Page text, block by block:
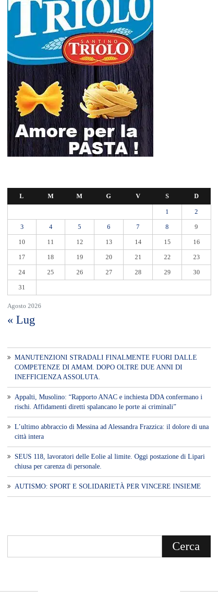
Agosto 2026
L M M G V S D
1 2
3 4 5 6 7 8 9
10 11 12 13 14 15 16
17 18 19 20 21 22 23
24 25 26 27 28 29 30
31
« Lug
MANUTENZIONI STRADALI FINALMENTE FUORI DALLE
COMPETENZE DI AMAM. DOPO OLTRE DUE ANNI DI
INEFFICIENZA ASSOLUTA.
​Appalti, Musolino: “Rapporto ANAC e inchiesta DDA confermano i
rischi. Affidamenti diretti spalancano le porte ai criminali”
L’ultimo abbraccio di Messina ad Alessandra Frazzica: il dolore di una
città intera
SEUS 118, lavoratori delle Eolie al limite. Oggi postazione di Lipari
chiusa per carenza di personale.
AUTISMO: SPORT E SOLIDARIETÀ PER VINCERE INSIEME